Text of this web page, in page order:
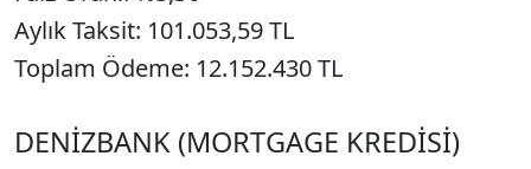
Aylık Taksit: 101.053,59 TL
Toplam Ödeme: 12.152.430 TL
DENİZBANK (MORTGAGE KREDİSİ)